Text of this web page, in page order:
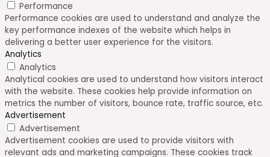
Performance
Performance cookies are used to understand and analyze the
key performance indexes of the website which helps in
delivering a better user experience for the visitors.
Analytics
Analytics
Analytical cookies are used to understand how visitors interact
with the website. These cookies help provide information on
metrics the number of visitors, bounce rate, traffic source, etc.
Advertisement
Advertisement
Advertisement cookies are used to provide visitors with
relevant ads and marketing campaigns. These cookies track